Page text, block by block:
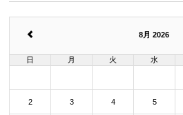
8月 2026
日 月 火 水
2 3 4 5